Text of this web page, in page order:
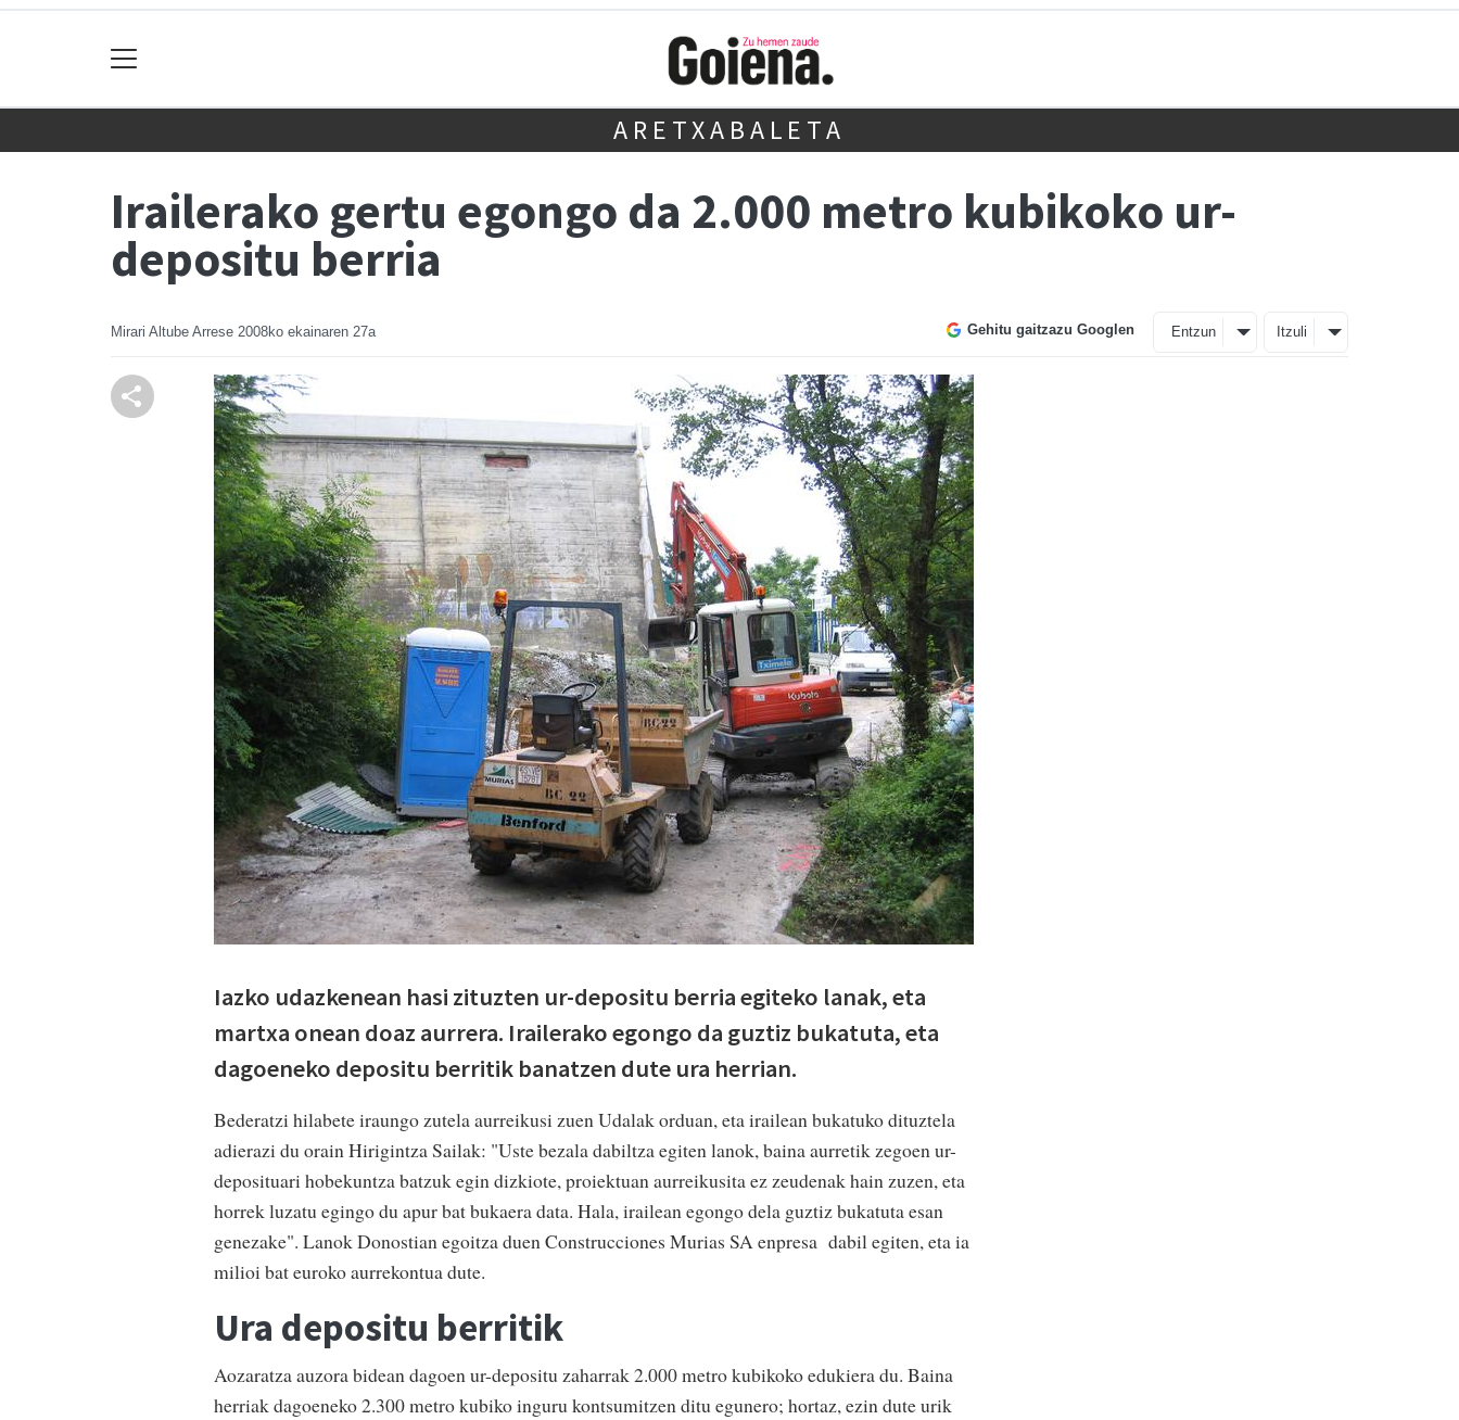
ARETXABALETA
Irailerako gertu egongo da 2.000 metro kubikoko ur-
depositu berria
Mirari Altube Arrese 2008ko ekainaren 27a Gehitu gaitzazu Googlen Entzun Itzuli
Iazko udazkenean hasi zituzten ur-depositu berria egiteko lanak, eta
martxa onean doaz aurrera. Irailerako egongo da guztiz bukatuta, eta
dagoeneko depositu berritik banatzen dute ura herrian.
Bederatzi hilabete iraungo zutela aurreikusi zuen Udalak orduan, eta irailean bukatuko dituztela
adierazi du orain Hirigintza Sailak: "Uste bezala dabiltza egiten lanok, baina aurretik zegoen ur-
deposituari hobekuntza batzuk egin dizkiote, proiektuan aurreikusita ez zeudenak hain zuzen, eta
horrek luzatu egingo du apur bat bukaera data. Hala, irailean egongo dela guztiz bukatuta esan
genezake". Lanok Donostian egoitza duen Construcciones Murias SA enpresa dabil egiten, eta ia
milioi bat euroko aurrekontua dute.
Ura depositu berritik
Aozaratza auzora bidean dagoen ur-depositu zaharrak 2.000 metro kubikoko edukiera du. Baina
herriak dagoeneko 2.300 metro kubiko inguru kontsumitzen ditu egunero; hortaz, ezin dute urik